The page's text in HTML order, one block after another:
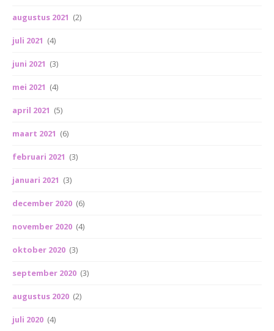
augustus 2021 (2)
juli 2021 (4)
juni 2021 (3)
mei 2021 (4)
april 2021 (5)
maart 2021 (6)
februari 2021 (3)
januari 2021 (3)
december 2020 (6)
november 2020 (4)
oktober 2020 (3)
september 2020 (3)
augustus 2020 (2)
juli 2020 (4)